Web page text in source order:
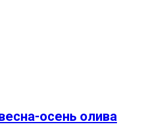
осень олива